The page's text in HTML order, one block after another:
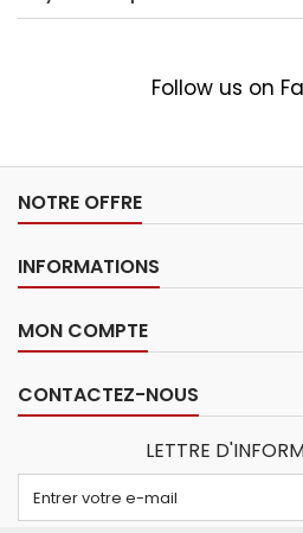
Follow us on
NOTRE OFFRE
INFORMATIONS
MON COMPTE
CONTACTEZ-NOUS
LETTRE